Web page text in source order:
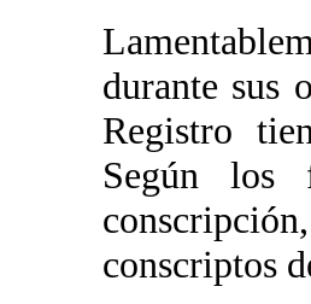
durante sus
Registro
Según los
conscriptos